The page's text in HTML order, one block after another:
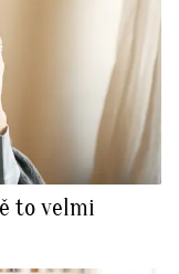
to velmi